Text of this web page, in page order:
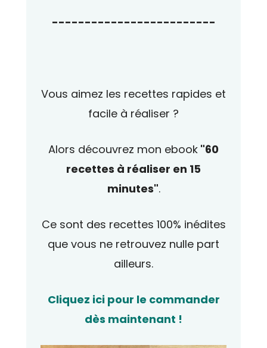
-------------------------
Vous aimez les recettes rapides et
facile à réaliser ?
Alors découvrez mon ebook "60
recettes à réaliser en 15
minutes".
Ce sont des recettes 100% inédites
que vous ne retrouvez nulle part
ailleurs.
Cliquez ici pour le commander
dès maintenant !